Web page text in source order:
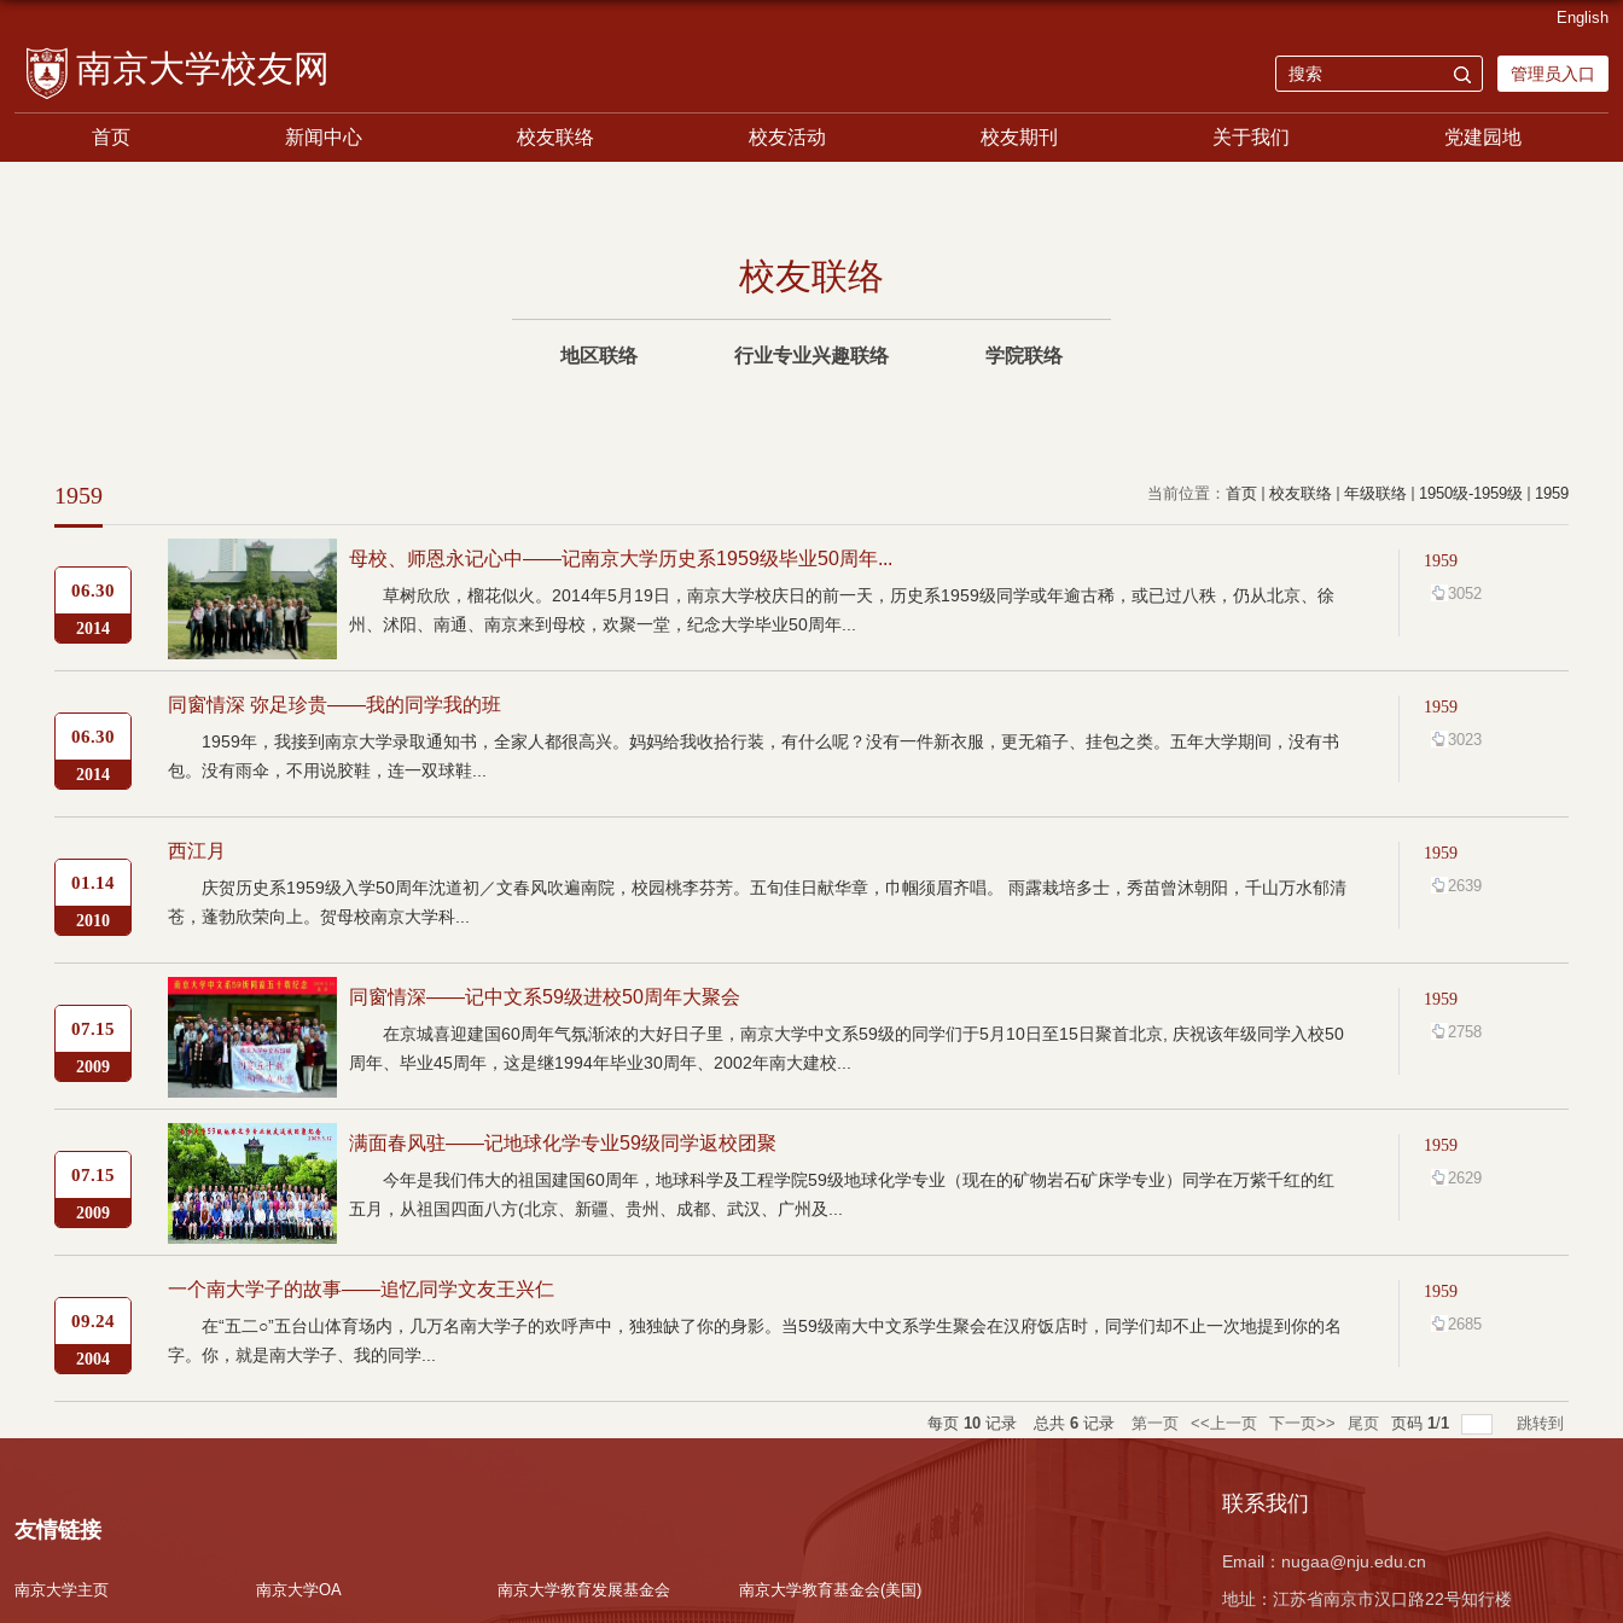
校友网 管理员入口
English
首页 新闻中心 校友联络 校友活动 校友期刊 关于我们 党建园地
校友联络
地区联络 行业专业兴趣联络 学院联络
当前位置： 首页 校友联络 年级联络 1950级-1959级 1959
1959
06.30
2014
1959
3052
母校、师恩永记心中——记南京大学历史系1959级毕业50周年...
草树欣欣，榴花似火。2014年5月19日，南京大学校庆日的前一天，历史系1959级同学或年逾古稀，或已过八秩，仍从北京、徐
州、沭阳、南通、南京来到母校，欢聚一堂，纪念大学毕业50周年...
06.30
2014
1959
3023
同窗情深 弥足珍贵——我的同学我的班
1959年，我接到南京大学录取通知书，全家人都很高兴。妈妈给我收拾行装，有什么呢？没有一件新衣服，更无箱子、挂包之类。五年大学期间，没有书
包。没有雨伞，不用说胶鞋，连一双球鞋...
01.14
2010
1959
2639
西江月
庆贺历史系1959级入学50周年沈道初／文春风吹遍南院，校园桃李芬芳。五旬佳日献华章，巾帼须眉齐唱。 雨露栽培多士，秀苗曾沐朝阳，千山万水郁清
苍，蓬勃欣荣向上。贺母校南京大学科...
07.15
2009
1959
2758
同窗情深——记中文系59级进校50周年大聚会
在京城喜迎建国60周年气氛渐浓的大好日子里，南京大学中文系59级的同学们于5月10日至15日聚首北京, 庆祝该年级同学入校50
周年、毕业45周年，这是继1994年毕业30周年、2002年南大建校...
07.15
2009
1959
2629
满面春风驻——记地球化学专业59级同学返校团聚
今年是我们伟大的祖国建国60周年，地球科学及工程学院59级地球化学专业（现在的矿物岩石矿床学专业）同学在万紫千红的红
五月，从祖国四面八方(北京、新疆、贵州、成都、武汉、广州及...
09.24
2004
1959
2685
一个南大学子的故事――追忆同学文友王兴仁
在“五二○”五台山体育场内，几万名南大学子的欢呼声中，独独缺了你的身影。当59级南大中文系学生聚会在汉府饭店时，同学们却不止一次地提到你的名
字。你，就是南大学子、我的同学...
每页 10记录 总共 6记录 第一页 <<上一页 下一页>> 尾页 页码 1/1 跳转到
友情链接
南京大学主页 南京大学OA 南京大学教育发展基金会 南京大学教育基金会(美国)
联系我们
Email： nugaa@nju.edu.cn
地址： 江苏省南京市汉口路22号知行楼